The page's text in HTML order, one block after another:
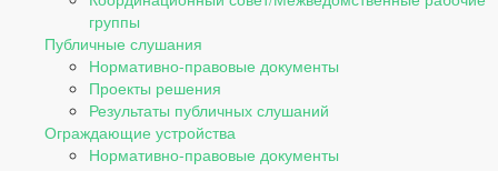
группы
Публичные слушания
Нормативно-правовые документы
Проекты решения
Результаты публичных слушаний
Ограждающие устройства
Нормативно-правовые документы